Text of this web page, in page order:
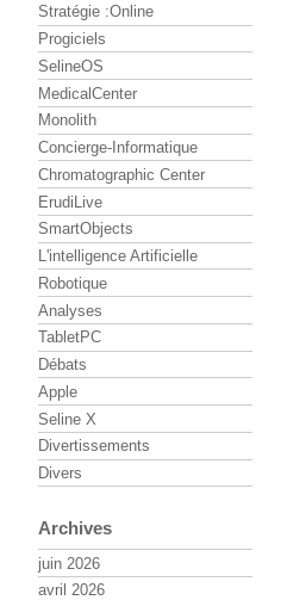
Stratégie :Online
Progiciels
SelineOS
MedicalCenter
Monolith
Concierge-Informatique
Chromatographic Center
ErudiLive
SmartObjects
L'intelligence Artificielle
Robotique
Analyses
TabletPC
Débats
Apple
Seline X
Divertissements
Divers
Archives
juin 2026
avril 2026